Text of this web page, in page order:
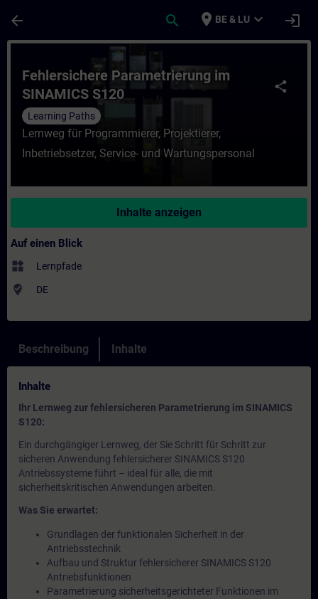
arrow_back search place BE & LU expand_more login
Kurs - Fehlersichere Parametrierung im
share
Fehlersichere Parametrierung im
SINAMICS S120
Learning Paths
Lernweg für Programmierer, Projektierer,
Inbetriebsetzer, Service- und Wartungspersonal
Inhalte anzeigen
Auf einen Blick
widgets Lernpfade
where_to_vote DE
Beschreibung Inhalte
Inhalte
Ihr Lernweg zur fehlersicheren Parametrierung im SINAMICS
S120:
Ein durchgängiger Lernweg, der Sie Schritt für Schritt zur
sicheren Anwendung fehlersicherer SINAMICS S120
Antriebssysteme führt – ideal für alle, die mit
sicherheitskritischen Anwendungen arbeiten.
Was Sie erwartet:
Grundlagen der funktionalen Sicherheit in der
Antriebsstechnik
Aufbau und Struktur fehlersicherer SINAMICS S120
Antriebsfunktionen
Parametrierung sicherheitsgerichteter Funktionen im